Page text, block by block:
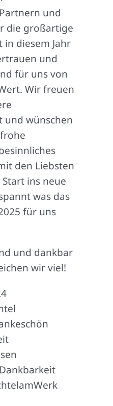
und
die großartige
diesem Jahr
und
für uns von
Wir freuen
und wünschen
den Liebsten
ins neue
was das
für uns
und dankbar
wir viel!